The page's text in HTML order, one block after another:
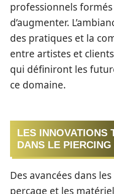
professionnels
d’augmenter.
des pratiques et la
entre artistes et
qui définiront les
ce domaine.
LES INNOVATIONS
DANS LE PIERCING
Des avancées dans
perçage et les